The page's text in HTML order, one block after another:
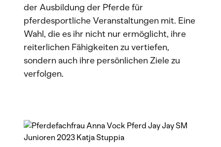
der Ausbildung der Pferde für
pferdesportliche Veranstaltungen mit. Eine
Wahl, die es ihr nicht nur ermöglicht, ihre
reiterlichen Fähigkeiten zu vertiefen,
sondern auch ihre persönlichen Ziele zu
verfolgen.